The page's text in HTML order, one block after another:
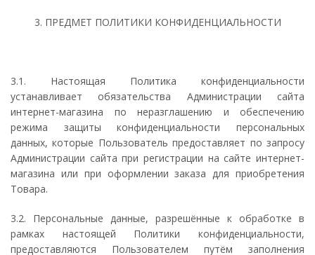
3. ПРЕДМЕТ ПОЛИТИКИ КОНФИДЕНЦИАЛЬНОСТИ
3.1. Настоящая Политика конфиденциальности
устанавливает обязательства Администрации сайта
интернет-магазина по неразглашению и обеспечению
режима защиты конфиденциальности персональных
данных, которые Пользователь предоставляет по запросу
Администрации сайта при регистрации на сайте интернет-
магазина или при оформлении заказа для приобретения
Товара.
3.2. Персональные данные, разрешённые к обработке в
рамках настоящей Политики конфиденциальности,
предоставляются Пользователем путём заполнения